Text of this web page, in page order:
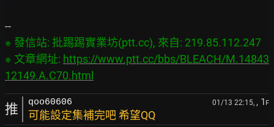
※ 發信站: 批踢踢實業坊(ptt.cc), 來自: 219.85.112.247
※ 文章網址: https://www.ptt.cc/bbs/BLEACH/M.14843
12149.A.C70.html
推 qoo60606 01/13 22:15, , 1 F
可能設定集補完吧 希望QQ